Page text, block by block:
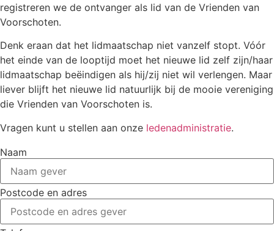
registreren we de ontvanger als lid van de Vrienden van
Voorschoten.
Denk eraan dat het lidmaatschap niet vanzelf stopt. Vóór
het einde van de looptijd moet het nieuwe lid zelf zijn/haar
lidmaatschap beëindigen als hij/zij niet wil verlengen. Maar
liever blijft het nieuwe lid natuurlijk bij de mooie vereniging
die Vrienden van Voorschoten is.
Vragen kunt u stellen aan onze ledenadministratie.
Naam
Postcode en adres